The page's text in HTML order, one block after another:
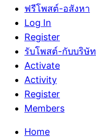
ฟรีโพสต์-อสังหา
Log In
Register
รับโพสต์-กับบริษัท
Activate
Activity
Register
Members
Home